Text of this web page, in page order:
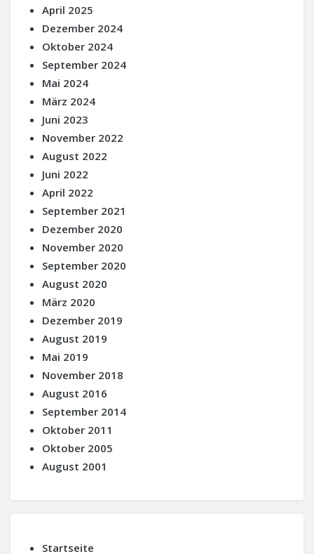
April 2025
Dezember 2024
Oktober 2024
September 2024
Mai 2024
März 2024
Juni 2023
November 2022
August 2022
Juni 2022
April 2022
September 2021
Dezember 2020
November 2020
September 2020
August 2020
März 2020
Dezember 2019
August 2019
Mai 2019
November 2018
August 2016
September 2014
Oktober 2011
Oktober 2005
August 2001
Startseite